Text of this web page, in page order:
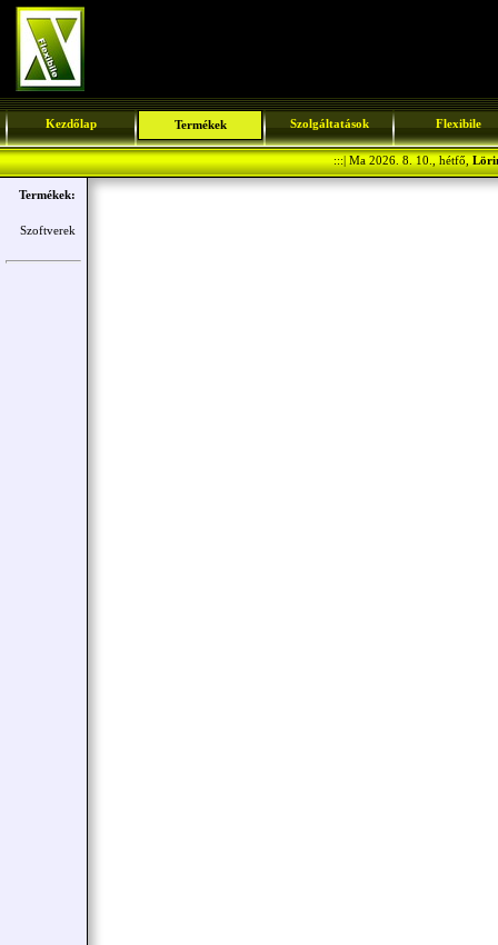
Kezdőlap Termékek Szolgáltatások Flexibile
:::| Ma 2026. 8. 10., hétfő,
Termékek:
Szoftverek